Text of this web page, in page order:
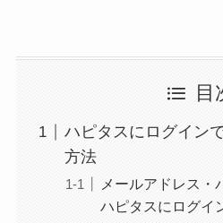
目
ハピタスにログイン
方法
メールアドレス・
ハピタスにログイ